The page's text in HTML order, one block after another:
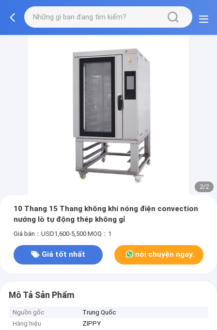
2/2
10 Thang 15 Thang không khí nóng điện convection
nướng lò tự động thép không gỉ
Giá bán：USD1,600-5,500 MOQ：1
Giá tốt nhất nói chuyện ngay.
Mô Tả Sản Phẩm
Nguồn gốc
Trung Quốc
Hàng hiệu
ZIPPY